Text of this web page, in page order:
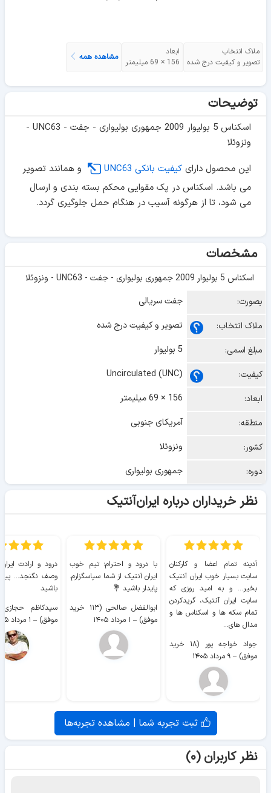
ملاک انتخاب
تصویر و کیفیت درج شده
ابعاد
156 × 69 میلیمتر
مشاهده همه
توضیحات
اسکناس 5 بولیوار 2009 جمهوری بولیواری - جفت - UNC63 -
ونزوئلا
این محصول دارای کیفیت بانکی UNC63
و همانند تصویر
می باشد. اسکناس در پک مقوایی محکم بسته بندی و ارسال
می شود، تا از هرگونه آسیب در هنگام حمل جلوگیری گردد.
مشخصات
اسکناس 5 بولیوار 2009 جمهوری بولیواری - جفت - UNC63 - ونزوئلا
بصورت:
جفت سریالی
ملاک انتخاب:
تصویر و کیفیت درج شده
مبلغ اسمی:
5 بولیوار
کیفیت:
Uncirculated (UNC)
ابعاد:
156 × 69 میلیمتر
منطقه:
آمریکای جنوبی
کشور:
ونزوئلا
دوره:
جمهوری بولیواری
نظر خریداران درباره ایران‌آنتیک
آدینه تمام اعضا و کارکنان
سایت بسیار خوب ايران آنتیک
بخیر... و به امید روزی که
سایت ايران آنتیک، گریدکردن
تمام سکه ها و اسکناس ها و
مدال های...
جواد خواجه پور (۱۸ خرید
موفق) – ۹ مرداد ۱۴۰۵
با درود و احترام؛ تیم خوب
ایران آنتیک از شما سپاسگزارم.
پایدار باشید 💐
ابوالفضل صالحی (۱۱۳ خرید
موفق) – ۱ مرداد ۱۴۰۵
درود و ارادت
وصف نگنجد...
باشید
موفق) – ۱ مرداد ۱۴۰۵
ثبت تجربه شما | مشاهده تجربه‌ها
نظر کاربران (۰)